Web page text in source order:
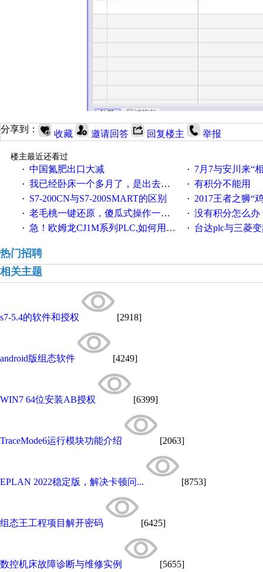
分享到： 收藏 邀请回答 回复楼主 举报
楼主最近还看过
· 中国氮肥出口大减 · 7月7与安川来“
· 我已经卧床一个多月了，是出去安装机械手在高速遭遇车祸所致:大家工作都要特别注意啊 · 有积分不能用
· S7-200CN与S7-200SMART的区别 · 2017王者之狮“鸡”情签到
· 老毛桃一键还原，傻瓜式操作一键轻松备份还原；程序为向导式安装，一键即可实现自动备份或还原系统。 · 没有积分怎么办
· 急！欧姆龙CJ1M系列PLC,如何用时间控制变频器。要求时间在组态王中可以自由输入！拜托各位大神了！ · 台达plc与三菱
热门招聘
相关主题
s7-5.4的软件和授权 [2918]
android版组态软件 [4249]
WIN7 64位安装AB授权 [6399]
TraceMode6运行模块功能介绍 [2063]
EPLAN 2022稳定版，解决卡顿问... [8753]
组态王工程项目解开密码 [6425]
数控机床故障诊断与维修实例 [5655]